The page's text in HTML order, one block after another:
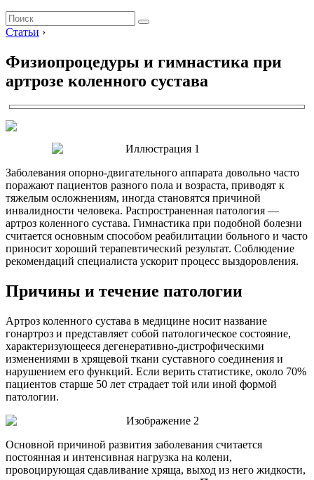
Статьи ›
Физиопроцедуры и гимнастика при
артрозе коленного сустава
Заболевания опорно-двигательного аппарата довольно часто
поражают пациентов разного пола и возраста, приводят к
тяжелым осложнениям, иногда становятся причиной
инвалидности человека. Распространенная патология —
артроз коленного сустава. Гимнастика при подобной болезни
считается основным способом реабилитации больного и часто
приносит хороший терапевтический результат. Соблюдение
рекомендаций специалиста ускорит процесс выздоровления.
Причины и течение патологии
Артроз коленного сустава в медицине носит название
гонартроз и представляет собой патологическое состояние,
характеризующееся дегенеративно-дистрофическими
изменениями в хрящевой ткани суставного соединения и
нарушением его функций. Если верить статистике, около 70%
пациентов старше 50 лет страдает той или иной формой
патологии.
Основной причиной развития заболевания считается
постоянная и интенсивная нагрузка на колени,
провоцирующая сдавливание хряща, выход из него жидкости,